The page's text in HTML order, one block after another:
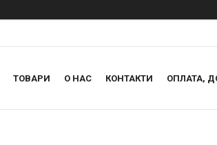
ТОВАРИ О НАС КОНТАКТИ ОПЛАТА,